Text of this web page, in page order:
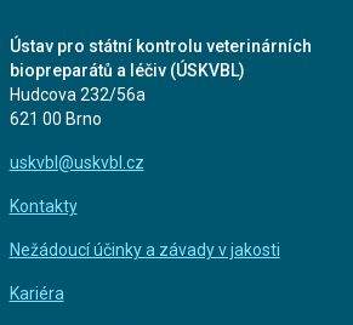
Ústav pro státní kontrolu veterinárních
biopreparátů a léčiv (ÚSKVBL)
Hudcova 232/56a
621 00 Brno
uskvbl@uskvbl.cz
Kontakty
Nežádoucí účinky a závady v jakosti
Kariéra